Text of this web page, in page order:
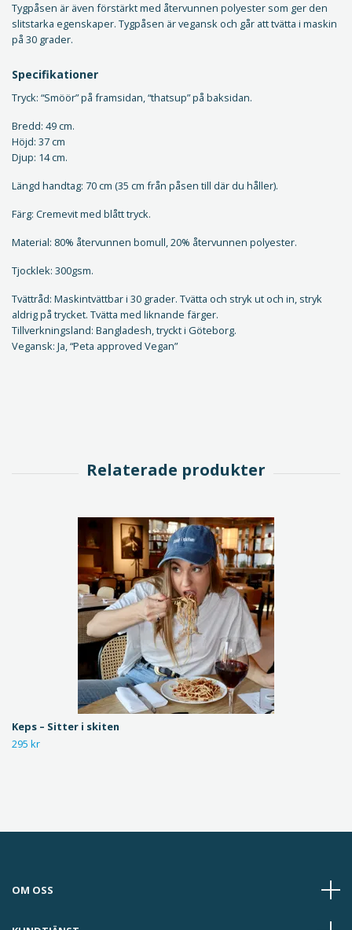
Tygpåsen är även förstärkt med återvunnen polyester som ger den
slitstarka egenskaper. Tygpåsen är vegansk och går att tvätta i maskin
på 30 grader.
Specifikationer
Tryck: “Smöör” på framsidan, “thatsup” på baksidan.
Bredd: 49 cm.
Höjd: 37 cm
Djup: 14 cm.
Längd handtag: 70 cm (35 cm från påsen till där du håller).
Färg: Cremevit med blått tryck.
Material: 80% återvunnen bomull, 20% återvunnen polyester.
Tjocklek: 300gsm.
Tvättråd: Maskintvättbar i 30 grader. Tvätta och stryk ut och in, stryk
aldrig på trycket. Tvätta med liknande färger.
Tillverkningsland: Bangladesh, tryckt i Göteborg.
Vegansk: Ja, “Peta approved Vegan”
Keps – Sitter i skiten
295 kr
OM OSS